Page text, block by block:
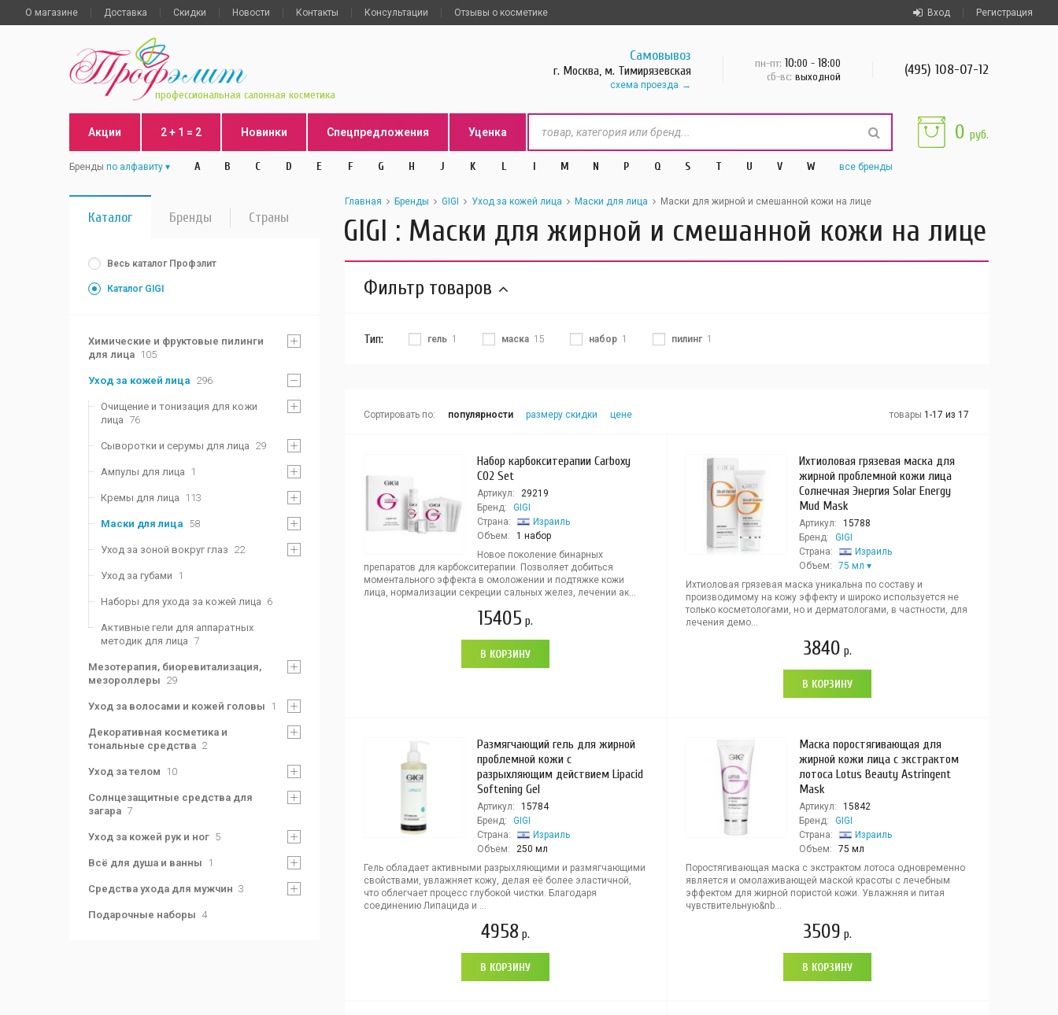
Вход Регистрация
О магазине Доставка Скидки Новости Контакты Консультации Отзывы о косметике
профессиональная салонная косметика
Самовывоз
г. Москва, м. Тимирязевская
схема проезда
пн-пт: 10:00 - 18:00
сб-вс: выходной (495) 108-07-12
Акции 2 + 1 = 2 Новинки Спецпредложения Уценка
Бренды по алфавиту A B C D E F G H J K L l M N P Q S T U V W все бренды
0 руб.
Каталог Бренды Страны
Весь каталог Профэлит
Каталог GIGI
Химические и фруктовые пилинги
для лица 105
Уход за кожей лица 296
Очищение и тонизация для кожи
лица 76
Сыворотки и серумы для лица 29
Ампулы для лица 1
Кремы для лица 113
Маски для лица 58
Уход за зоной вокруг глаз 22
Уход за губами 1
Наборы для ухода за кожей лица 6
Активные гели для аппаратных
методик для лица 7
Мезотерапия, биоревитализация,
мезороллеры 29
Уход за волосами и кожей головы 1
Декоративная косметика и
тональные средства 2
Уход за телом 10
Солнцезащитные средства для
загара 7
Уход за кожей рук и ног 5
Всё для душа и ванны 1
Средства ухода для мужчин 3
Подарочные наборы 4
Главная Бренды GIGI Уход за кожей лица Маски для лица Маски для жирной и смешанной кожи на лице
GIGI : Маски для жирной и смешанной кожи на лице
Фильтр товаров
Тип: гель 1 маска 15 набор 1 пилинг 1
Сортировать по: популярности размеру скидки цене товары 1-17 из 17
Набор карбокситерапии Carboxy
CO2 Set
Артикул:
29219
Бренд:
GIGI
Страна:
Израиль
Объем:
1 набор
Новое поколение бинарных
препаратов для карбокситерапии. Позволяет добиться
моментального эффекта в омоложении и подтяжке кожи
лица, нормализации секреции сальных желез, лечении ак...
15405 р.
В КОРЗИНУ
Ихтиоловая грязевая маска для
жирной проблемной кожи лица
Солнечная Энергия Solar Energy
Mud Mask
Артикул:
15788
Бренд:
GIGI
Страна:
Израиль
Объем:
75 мл
Ихтиоловая грязевая маска уникальна по составу и
производимому на кожу эффекту и широко используется не
только косметологами, но и дерматологами, в частности, для
лечения демо...
3840 р.
В КОРЗИНУ
Размягчающий гель для жирной
проблемной кожи с
разрыхляющим действием Lipacid
Softening Gel
Артикул:
15784
Бренд:
GIGI
Страна:
Израиль
Объем:
250 мл
Гель обладает активными разрыхляющими и размягчающими
свойствами, увлажняет кожу, делая её более эластичной,
что облегчает процесс глубокой чистки. Благодаря
соединению Липацида и ...
4958 р.
В КОРЗИНУ
Маска поростягивающая для
жирной кожи лица с экстрактом
лотоса Lotus Beauty Astringent
Mask
Артикул:
15842
Бренд:
GIGI
Страна:
Израиль
Объем:
75 мл
Поростягивающая маска с экстрактом лотоса одновременно
является и омолаживающей маской красоты с лечебным
эффектом для жирной пористой кожи. Увлажняя и питая
чувствительную&nb...
3509 р.
В КОРЗИНУ